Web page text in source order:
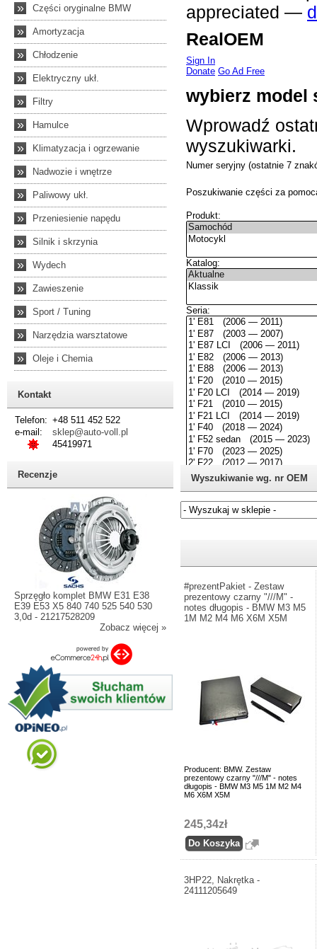
» Części oryginalne BMW
» Amortyzacja
» Chłodzenie
» Elektryczny ukł.
» Filtry
» Hamulce
» Klimatyzacja i ogrzewanie
» Nadwozie i wnętrze
» Paliwowy ukł.
» Przeniesienie napędu
» Silnik i skrzynia
» Wydech
» Zawieszenie
» Sport / Tuning
» Narzędzia warsztatowe
» Oleje i Chemia
Kontakt
Telefon: +48 511 452 522
e-mail:
sklep@auto-voll.pl
45419971
Recenzje
Sprzęgło komplet BMW E31 E38
E39 E53 X5 840 740 525 540 530
3,0d - 21217528209
Zobacz więcej »
Wyszukiwanie wg. nr OEM
#prezentPakiet - Zestaw
prezentowy czarny "///M" -
notes długopis - BMW M3 M5
1M M2 M4 M6 X6M X5M
Producent: BMW. Zestaw
prezentowy czarny "///M" - notes
długopis - BMW M3 M5 1M M2 M4
M6 X6M X5M
245,34zł
3HP22, Nakrętka -
24111205649